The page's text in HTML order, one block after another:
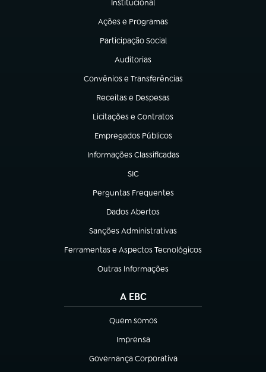
Institucional
(abre em nova aba)
Ações e Programas
(abre em nova aba)
Participação Social
(abre em nova aba)
Auditorias
(abre em nova aba)
Convênios e Transferências
(abre em nova aba)
Receitas e Despesas
(abre em nova aba)
Licitações e Contratos
(abre em nova aba)
Empregados Públicos
(abre em nova aba)
Informações Classificadas
(abre em nova aba)
SIC
(abre em nova aba)
Perguntas Frequentes
(abre em nova aba)
Dados Abertos
(abre em nova aba)
Sanções Administrativas
(abre em nova aba)
Ferramentas e Aspectos Tecnológicos
(abre em nova aba)
Outras Informações
(abre em nova aba)
A EBC
Quem somos
(abre em nova aba)
Imprensa
(abre em nova aba)
Governança Corporativa
(abre em nova aba)